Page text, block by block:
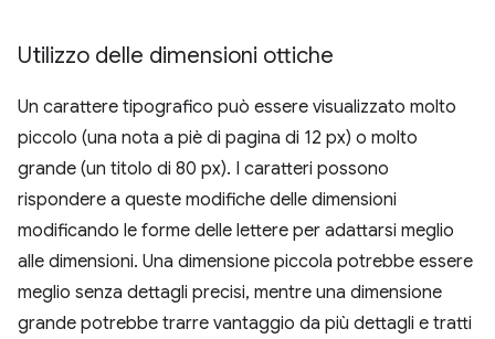
Utilizzo delle dimensioni ottiche
Un carattere tipografico può essere visualizzato molto
piccolo (una nota a piè di pagina di 12 px) o molto
grande (un titolo di 80 px). I caratteri possono
rispondere a queste modifiche delle dimensioni
modificando le forme delle lettere per adattarsi meglio
alle dimensioni. Una dimensione piccola potrebbe essere
meglio senza dettagli precisi, mentre una dimensione
grande potrebbe trarre vantaggio da più dettagli e tratti